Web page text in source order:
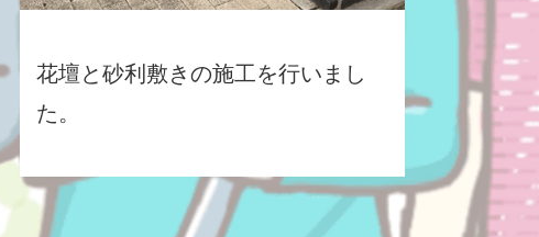
花壇と砂利敷きの施工を行いまし
た。